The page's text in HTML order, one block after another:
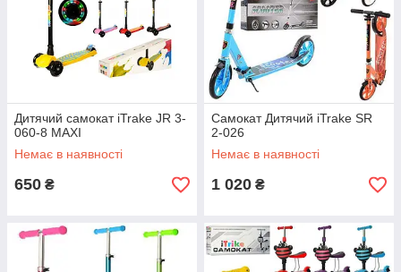
Дитячий самокат iTrake JR 3-
060-8 MAXI
Немає в наявності
650 ₴
Самокат Дитячий iTrake SR
2-026
Немає в наявності
1 020 ₴